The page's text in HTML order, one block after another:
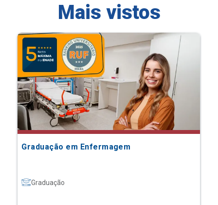
Mais vistos
Graduação em Enfermagem
Graduação